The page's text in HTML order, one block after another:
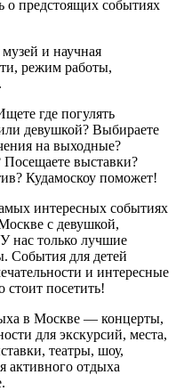
о предстоящих событиях
и научная
режим работы,
где погулять
девушкой? Выбираете
на выходные?
выставки?
Кудамоскоу поможет!
интересных событиях
с девушкой,
нас только лучшие
События для детей
и интересные
стоит посетить!
в Москве — концерты,
для экскурсий, места,
театры, шоу,
активного отдыха